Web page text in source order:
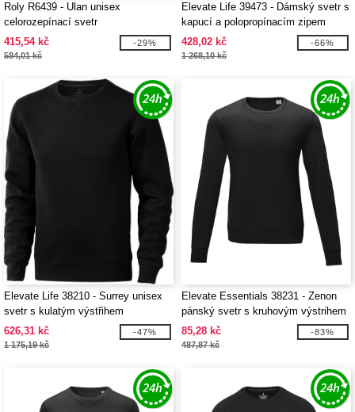
Roly R6439 - Ulan unisex
celorozepínací svetr
415,54 kč
584,01 kč
-29%
Elevate Life 39473 - Dámský svetr s
kapucí a polopropínacím zipem
Sayan
428,02 kč
1 268,10 kč
-66%
Elevate Life 38210 - Surrey unisex
svetr s kulatým výstřihem
626,31 kč
1 175,19 kč
-47%
Elevate Essentials 38231 - Zenon
pánský svetr s kruhovým výstrihem
85,28 kč
487,87 kč
-83%